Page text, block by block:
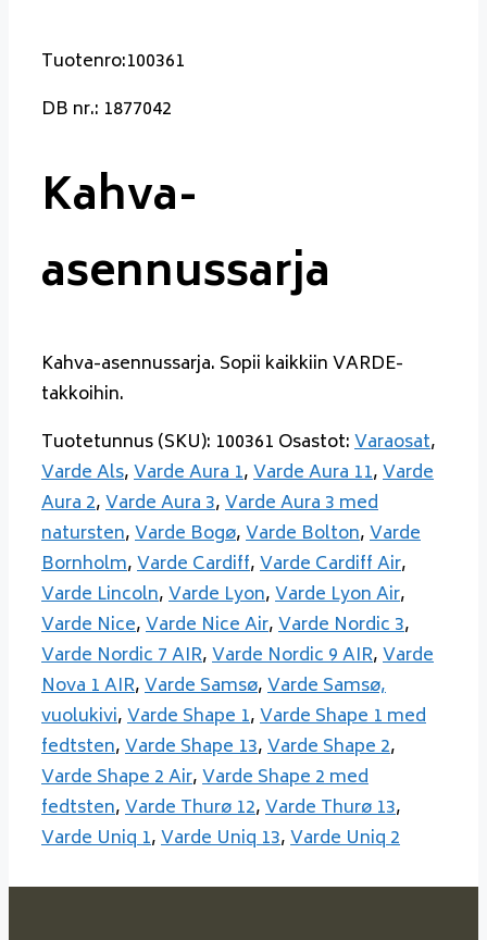
Tuotenro:100361
DB nr.: 1877042
Kahva-
asennussarja
Kahva-asennussarja. Sopii kaikkiin VARDE-
takkoihin.
Tuotetunnus (SKU): 100361 Osastot:Varaosat,
Varde Als,Varde Aura 1,Varde Aura 11,Varde
Aura 2,Varde Aura 3,Varde Aura 3 med
natursten,Varde Bogø,Varde Bolton,Varde
Bornholm,Varde Cardiff,Varde Cardiff Air,
Varde Lincoln,Varde Lyon,Varde Lyon Air,
Varde Nice,Varde Nice Air,Varde Nordic 3,
Varde Nordic 7 AIR,Varde Nordic 9 AIR,Varde
Nova 1 AIR,Varde Samsø,Varde Samsø,
vuolukivi,Varde Shape 1,Varde Shape 1 med
fedtsten,Varde Shape 13,Varde Shape 2,
Varde Shape 2 Air,Varde Shape 2 med
fedtsten,Varde Thurø 12,Varde Thurø 13,
Varde Uniq 1,Varde Uniq 13,Varde Uniq 2